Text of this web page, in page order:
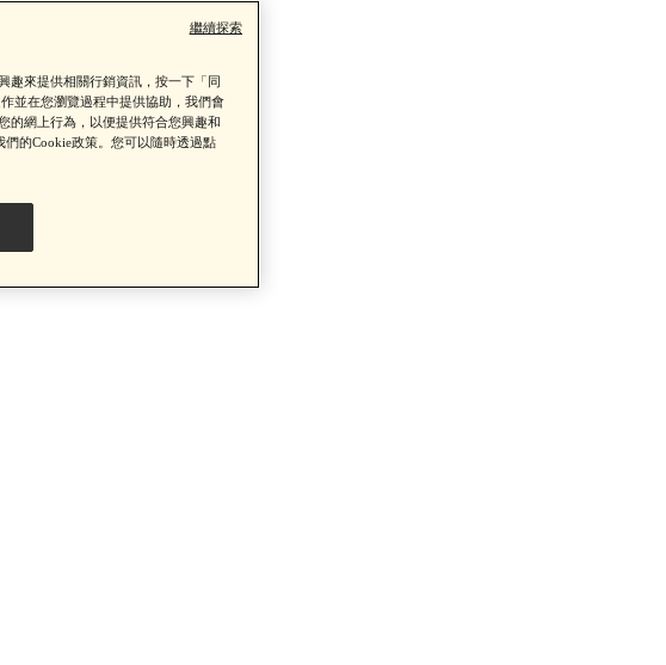
無法協助此類商品的售後服務
趣來提供相關行銷資訊，按一下「同
並在您瀏覽過程中提供協助，我們會
的網上行為，以便提供符合您興趣和
的Cookie政策。您可以隨時透過點
繼續探索